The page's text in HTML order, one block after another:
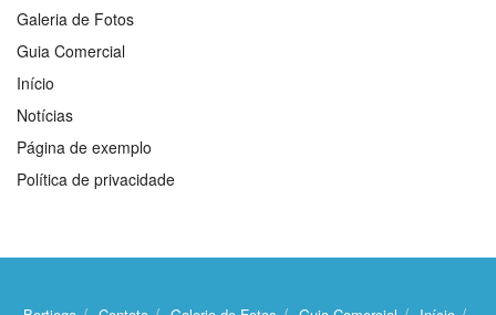
Galeria de Fotos
Guia Comercial
Início
Notícias
Página de exemplo
Política de privacidade